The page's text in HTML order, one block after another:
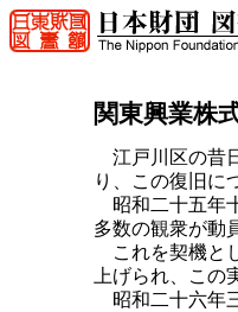
関東興業株
江戸川区の昔
り、この復旧に
昭和二十五年
多数の観衆が動
これを契機と
上げられ、こ
昭和二十六年